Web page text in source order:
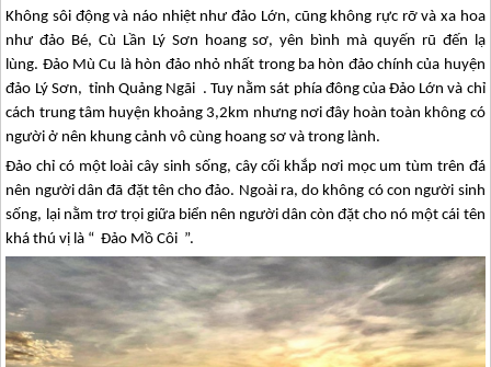
Không sôi động và náo nhiệt như đảo Lớn, cũng không rực rỡ và xa hoa
như đảo Bé, Cù Lần Lý Sơn hoang sơ, yên bình mà quyến rũ đến lạ
lùng. Đảo Mù Cu là hòn đảo nhỏ nhất trong ba hòn đảo chính của huyện
đảo Lý Sơn, tỉnh Quảng Ngãi . Tuy nằm sát phía đông của Đảo Lớn và chỉ
cách trung tâm huyện khoảng 3,2km nhưng nơi đây hoàn toàn không có
người ở nên khung cảnh vô cùng hoang sơ và trong lành.
Đảo chỉ có một loài cây sinh sống, cây cối khắp nơi mọc um tùm trên đá
nên người dân đã đặt tên cho đảo. Ngoài ra, do không có con người sinh
sống, lại nằm trơ trọi giữa biển nên người dân còn đặt cho nó một cái tên
khá thú vị là “ Đảo Mồ Côi ”.